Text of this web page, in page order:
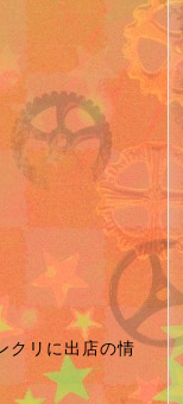
クリに出店の情